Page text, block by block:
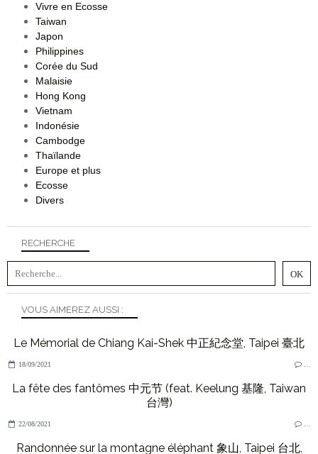
RECHERCHE
VOUS AIMEREZ AUSSI :
Le Mémorial de Chiang Kai-Shek 中正紀念堂, Taipei 臺北
18/09/2021
La fête des fantômes 中元节 (feat. Keelung 基隆, Taiwan
台灣)
22/08/2021
Randonnée sur la montagne éléphant 象山, Taipei 台北,
Vivre en Ecosse
Taiwan
Japon
Philippines
Corée du Sud
Malaisie
Hong Kong
Vietnam
Indonésie
Cambodge
Thaïlande
Europe et plus
Ecosse
Divers